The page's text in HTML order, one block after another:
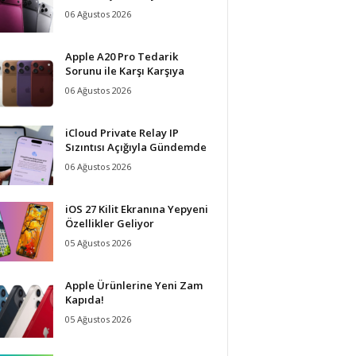
06 Ağustos 2026
Apple A20 Pro Tedarik
Sorunu ile Karşı Karşıya
06 Ağustos 2026
iCloud Private Relay IP
Sızıntısı Açığıyla Gündemde
06 Ağustos 2026
iOS 27 Kilit Ekranına Yepyeni
Özellikler Geliyor
05 Ağustos 2026
Apple Ürünlerine Yeni Zam
Kapıda!
05 Ağustos 2026